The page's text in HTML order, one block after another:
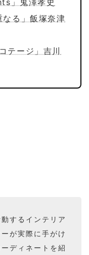
なる」飯塚奈津
テージ」吉川
するインテリア
が実際に手がけ
ディネートを紹